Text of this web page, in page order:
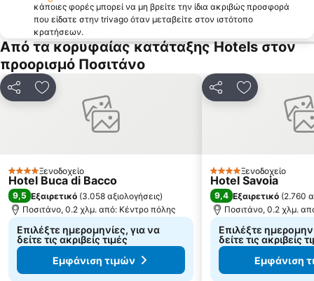
Centro storico
Forcella
Piazza Carità
Via Tribunali
Mostra d'Oltremare
Parco di Capodimonte
Duomo di Amalfi
Salerno Harbour
Castel dell'Ovo
κάποιες φορές μπορεί να μη βρείτε την ίδια ακριβώς προσφορά
που είδατε στην trivago όταν μεταβείτε στον ιστότοπο
κρατήσεων.
Από τα κορυφαίας κατάταξης Hotels στον
προορισμό Ποσιτάνο
ΚοινοποίησηΠροσθήκη στα αγαπημένα
4 ΑστέριαΞενοδοχείο
Hotel Buca di Bacco
9,5 Εξαιρετικό (3.058 αξιολογήσεις)
Ποσιτάνο, 0.2 χλμ. από: Κέντρο πόλης
Επιλέξτε ημερομηνίες, για να
δείτε τις ακριβείς τιμές
Εμφάνιση τιμών
ΚοινοποίησηΠροσθήκη
4 ΑστέριαΞενοδοχείο
Hotel Savoia
9,4 Εξαιρετικό (2.760
Ποσιτάνο, 0.2 χλμ.
Επιλέξτε
δείτε τις ακριβείς
Εμφάνιση